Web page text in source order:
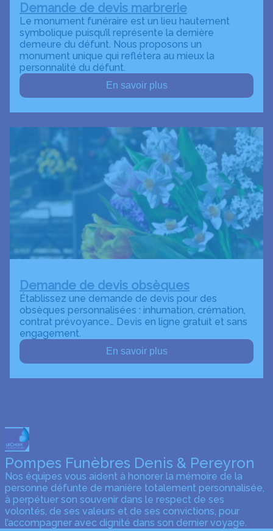
Demande de devis marbrerie
Le monument funéraire est un lieu hautement
symbolique puisqu’il représente la dernière
demeure du défunt. Nous proposons un
monument unique qui reflétera au mieux la
personnalité du défunt.
En savoir plus
Demande de devis obsèques
Établissez une demande de devis pour des
obsèques personnalisées : inhumation, crémation,
contrat prévoyance… Devis en ligne gratuit et sans
engagement.
En savoir plus
Pompes Funèbres Denis & Pereyron
Nos équipes vous aident à honorer la mémoire de la
personne défunte de manière totalement personnalisée,
à perpétuer son souvenir dans le respect de ses
volontés, de ses valeurs et de ses convictions, pour
l’accompagner avec dignité dans son dernier voyage.